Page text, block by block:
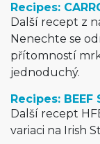
Recipes:
Další recept z
Nenechte se
přítomností
jednoduchý.
Recipes: BEEF
Další recept
variaci na Irish